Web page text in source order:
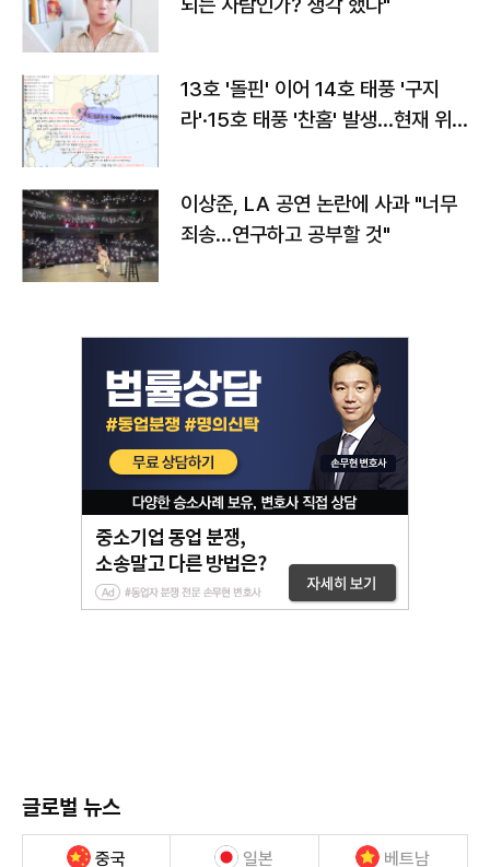
13호 '돌핀' 이어 14호 태풍 '구지
라'·15호 태풍 '찬홈' 발생…현재 위
이상준, LA 공연 논란에 사과 "너무
죄송…연구하고 공부할 것"
글로벌 뉴스
중국 일본 베트남